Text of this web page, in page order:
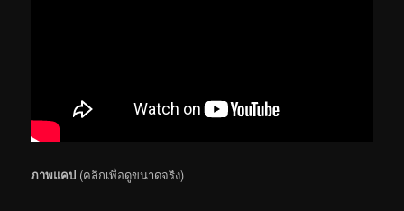
ภาพแคป (คลิกเพื่อดูขนาดจริง)